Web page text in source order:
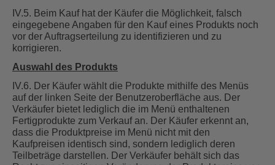
IV.5. Beim Kauf hat der Käufer die Möglichkeit, falsch
eingegebene Angaben für den Kauf eines Produkts noch
vor der Auftragserteilung zu identifizieren und zu
korrigieren.
Auswahl des Produkts
IV.6. Der Käufer wählt die Produkte mithilfe des Menüs
auf der linken Seite der Benutzeroberfläche aus. Der
Verkäufer bietet lediglich die im Menü enthaltenen
Fertigprodukte zum Verkauf an. Der Käufer erkennt an,
dass die Produktpreise im Menü nicht mit den
Kaufpreisen identisch sind, sondern lediglich deren
Teilbeträge darstellen. Der Verkäufer behält sich das